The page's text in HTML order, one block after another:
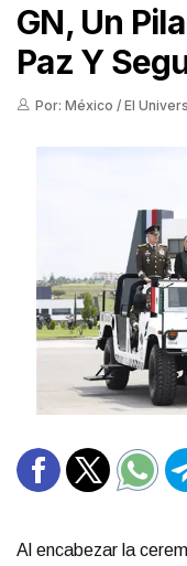
GN, Un
Paz Y
Por: México / El
Al encabezar la